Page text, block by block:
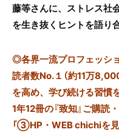
藤等さんに、ストレス社
を生き抜くヒントを語り
◎各界一流プロフェッシ
読者数No.１（約11万
を高め、学び続ける習慣
1年12冊の『致知』ご購読
「③HP・WEB chichiを